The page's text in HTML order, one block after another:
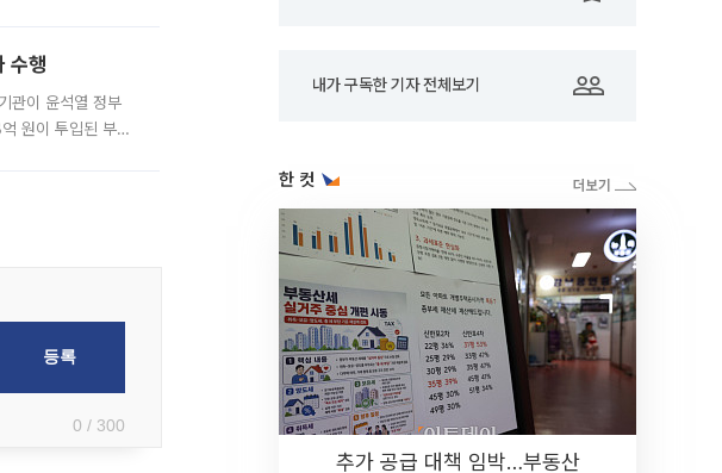
수행
관이 윤석열 정부
원이 투입된 부산
0 / 300
내가 구독한 기자 전체보기
한 컷
추가 공급 대책 임박…부동산